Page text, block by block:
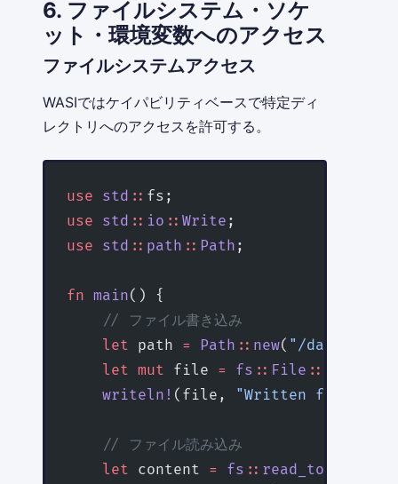
6. ファイルシステム・ソケ
ット・環境変数へのアクセス
ファイルシステムアクセス
WASIではケイパビリティベースで特定ディ
レクトリへのアクセスを許可する。
use std :: fs;
use std :: io :: Write ;
use std :: path :: Path ;
fn main() {
    // ファイル書き込み
    let
path = Path :: new( "/data/
    let
mut file = fs :: File ::
    writeln!
(file, "Written from
    // ファイル読み込み
    let
content = fs :: read_to_string